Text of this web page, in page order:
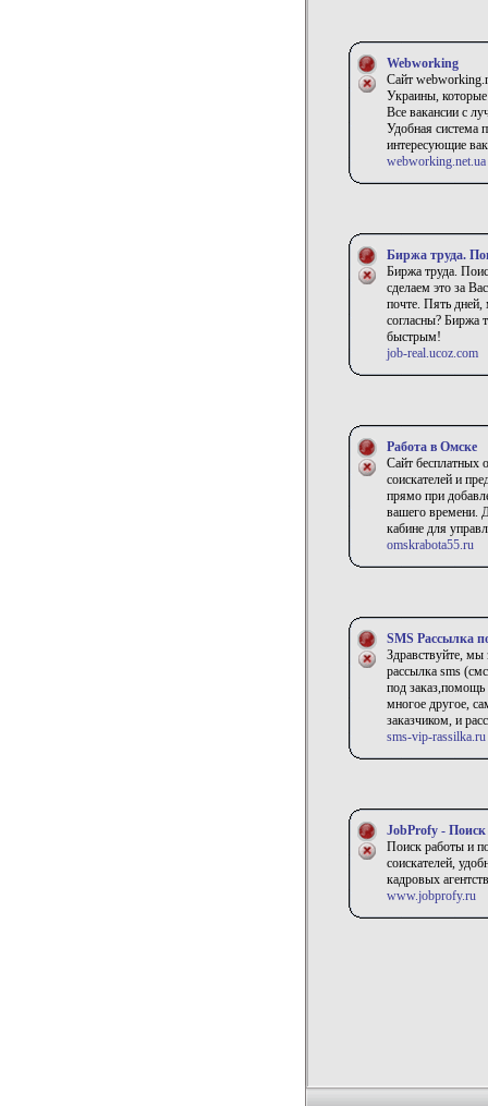
Webworking
Сайт
Украины,
Все вакансии с
Удобная система
интересующие
webworking.net.ua
Биржа труда.
Биржа труда.
сделаем это за
почте. Пять
согласны? Биржа
быстрым!
job-real.ucoz.com
Работа в Омске
Сайт бесплатных
соискателей и
прямо при
вашего времени.
кабине для
omskrabota55.ru
SMS Рассылка
Здравствуйте, мы
рассылка sms
под заказ,помощь
многое другое,
заказчиком, и
sms-vip-rassilka.ru
JobProfy - Поиск
Поиск работы и
соискателей,
кадровых
www.jobprofy.ru